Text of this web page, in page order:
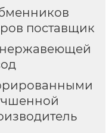
поставщик
нержавеющей